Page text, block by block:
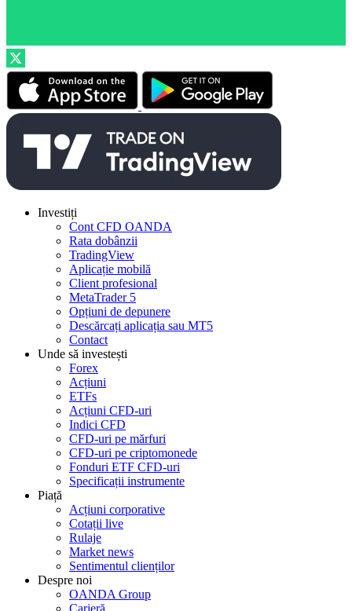
Investiți
Cont CFD OANDA
Rata dobânzii
TradingView
Aplicație mobilă
Client profesional
MetaTrader 5
Opțiuni de depunere
Descărcați aplicația sau MT5
Contact
Unde să investești
Forex
Acțiuni
ETFs
Acțiuni CFD-uri
Indici CFD
CFD-uri pe mărfuri
CFD-uri pe criptomonede
Fonduri ETF CFD-uri
Specificații instrumente
Piață
Acțiuni corporative
Cotații live
Rulaje
Market news
Sentimentul clienților
Despre noi
OANDA Group